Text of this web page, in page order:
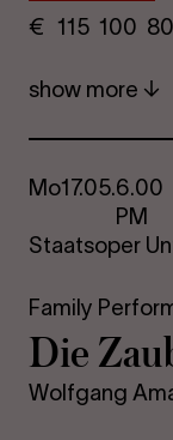
€
115 100
show more
Mo17.05.6.00
PM
Staatsoper
Family
Die
Wolfgang